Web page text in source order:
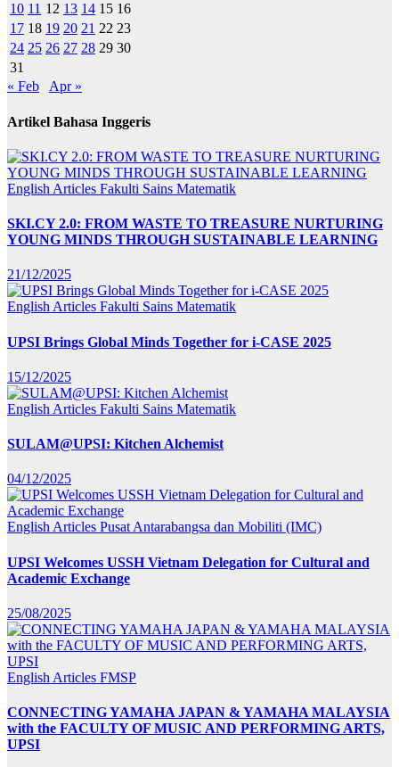
10 11 12 13 14 15 16
17 18 19 20 21 22 23
24 25 26 27 28 29 30
31
« Feb
Apr »
Artikel Bahasa Inggeris
English Articles Fakulti Sains Matematik
SKI.CY 2.0: FROM WASTE TO TREASURE NURTURING
YOUNG MINDS THROUGH SUSTAINABLE LEARNING
21/12/2025
English Articles Fakulti Sains Matematik
UPSI Brings Global Minds Together for i-CASE 2025
15/12/2025
English Articles Fakulti Sains Matematik
SULAM@UPSI: Kitchen Alchemist
04/12/2025
English Articles Pusat Antarabangsa dan Mobiliti (IMC)
UPSI Welcomes USSH Vietnam Delegation for Cultural and
Academic Exchange
25/08/2025
English Articles FMSP
CONNECTING YAMAHA JAPAN & YAMAHA MALAYSIA
with the FACULTY OF MUSIC AND PERFORMING ARTS,
UPSI